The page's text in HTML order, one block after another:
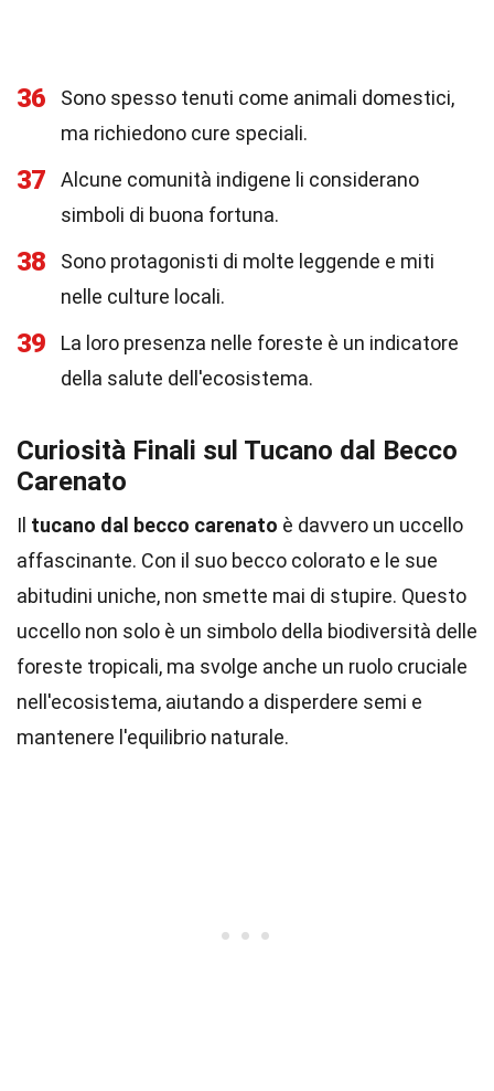
36
Sono spesso tenuti come animali domestici,
ma richiedono cure speciali.
37
Alcune comunità indigene li considerano
simboli di buona fortuna.
38
Sono protagonisti di molte leggende e miti
nelle culture locali.
39
La loro presenza nelle foreste è un indicatore
della salute dell'ecosistema.
Curiosità Finali sul Tucano dal Becco
Carenato
Il tucano dal becco carenato è davvero un uccello
affascinante. Con il suo becco colorato e le sue
abitudini uniche, non smette mai di stupire. Questo
uccello non solo è un simbolo della biodiversità delle
foreste tropicali, ma svolge anche un ruolo cruciale
nell'ecosistema, aiutando a disperdere semi e
mantenere l'equilibrio naturale.